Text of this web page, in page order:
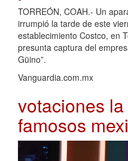
TORREÓN, COAH.- Un
irrumpió la tarde de este
establecimiento Costco, en
presunta captura del
Güino”.
Vanguardia.com.mx
votaciones
famosos